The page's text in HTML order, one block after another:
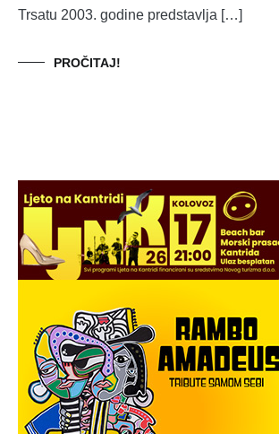
Trsatu 2003. godine predstavlja […]
PROČITAJ!